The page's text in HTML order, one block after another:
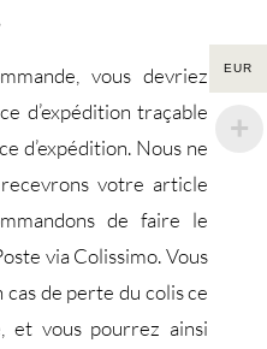
vous devriez
d’expédition traçable
d’expédition. Nous ne
votre article
de faire le
via Colissimo. Vous
de perte du colis ce
et vous pourrez ainsi
EUR